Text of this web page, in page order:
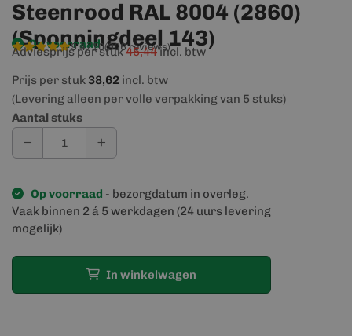
Steenrood RAL 8004 (2860)
(Sponningdeel 143)
Op voorraad
9,4/10(906 reviews)
Adviesprijs per stuk45,44incl. btw
Prijs per stuk38,62 incl. btw
(Levering alleen per volle verpakking van 5 stuks)
Aantal stuks
Op voorraad - bezorgdatum in overleg.
Vaak binnen 2 á 5 werkdagen (24 uurs levering
mogelijk)
In winkelwagen